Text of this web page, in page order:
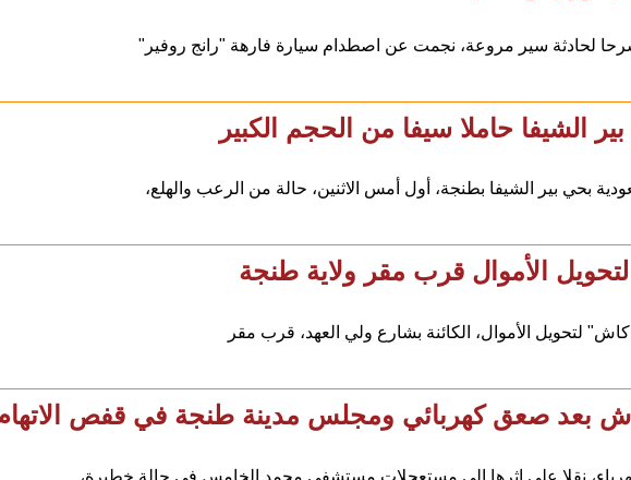
لحادثة سير مروعة، نجمت عن اصطدام سيارة فارهة "رانج روفير"
حاملا سيفا من الحجم الكبير
بحي بير الشيفا بطنجة، أول أمس الاثنين، حالة من الرعب والهلع،
الأموال قرب مقر ولاية طنجة
لتحويل الأموال، الكائنة بشارع ولي العهد، قرب مقر
بعد صعق كهربائي ومجلس مدينة طنجة في قفص